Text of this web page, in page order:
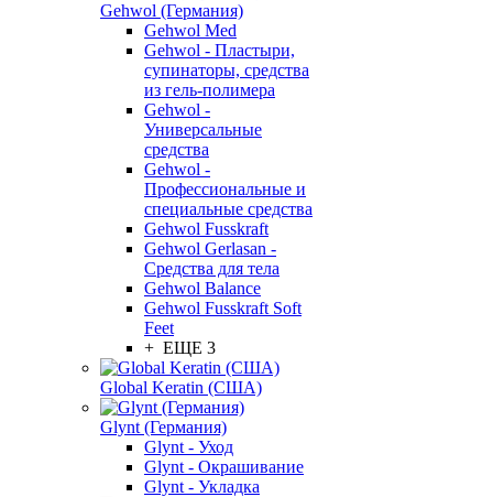
Gehwol (Германия)
Gehwol Med
Gehwol - Пластыри,
супинаторы, средства
из гель-полимера
Gehwol -
Универсальные
средства
Gehwol -
Профессиональные и
специальные средства
Gehwol Fusskraft
Gehwol Gerlasan -
Средства для тела
Gehwol Balance
Gehwol Fusskraft Soft
Feet
+ ЕЩЕ 3
Global Keratin (США)
Glynt (Германия)
Glynt - Уход
Glynt - Окрашивание
Glynt - Укладка